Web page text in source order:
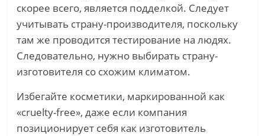
скорее всего, является подделкой. Следует
учитывать страну-производителя, поскольку
там же проводится тестирование на людях.
Следовательно, нужно выбирать страну-
изготовителя со схожим климатом.
Избегайте косметики, маркированной как
«cruelty-free», даже если компания
позиционирует себя как изготовитель